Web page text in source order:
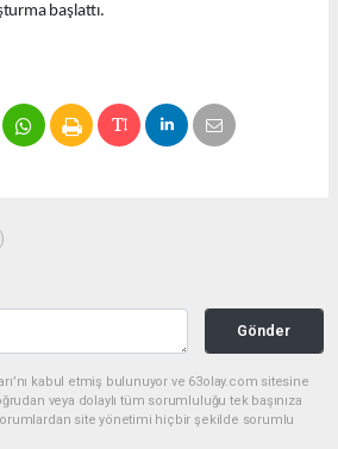
başlattı.
Gönder
kabul etmiş bulunuyor ve 63olay.com sitesine
veya dolaylı tüm sorumluluğu tek başınıza
site yönetimi hiçbir şekilde sorumlu